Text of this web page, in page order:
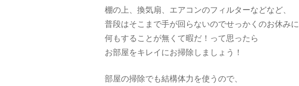
棚の上、換気扇、エアコンのフィルターなどなど、
普段はそこまで手が回らないのでせっかくのお休みに
何もすることが無くて暇だ！って思ったら
お部屋をキレイにお掃除しましょう！
部屋の掃除でも結構体力を使うので、